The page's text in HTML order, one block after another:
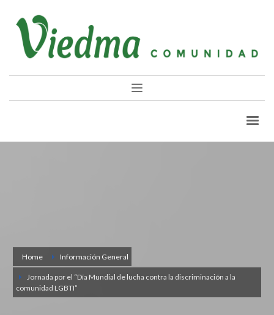
Home Información General
Jornada por el “Día Mundial de lucha contra la discriminación a la
comunidad LGBTI”